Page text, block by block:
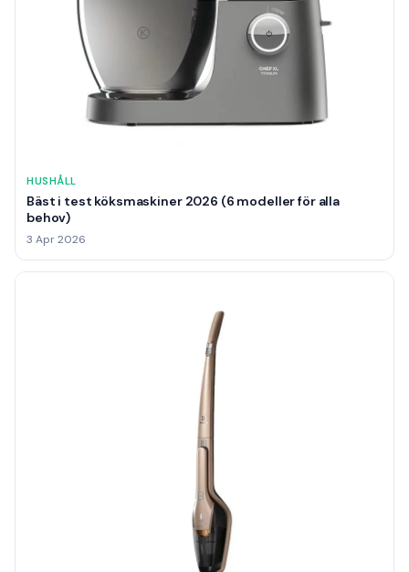
HUSHÅLL
Bäst i test köksmaskiner 2026 (6 modeller för alla
behov)
3 Apr 2026